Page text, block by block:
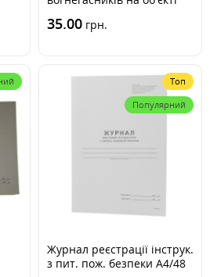
35.00 грн.
Топ
Популярний
Журнал реєстрації інструк.
з пит. пож. безпеки А4/48